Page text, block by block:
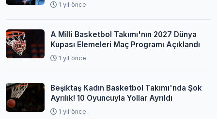
1 yıl önce
A Milli Basketbol Takımı'nın 2027 Dünya
Kupası Elemeleri Maç Programı Açıklandı
1 yıl önce
Beşiktaş Kadın Basketbol Takımı'nda Şok
Ayrılık! 10 Oyuncuyla Yollar Ayrıldı
1 yıl önce